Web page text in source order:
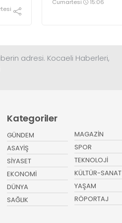
Cumartesi 15:06
adresi. Kocaeli Haberleri,
Kategoriler
GÜNDEM
ASAYİŞ
SİYASET
EKONOMİ
DÜNYA
SAĞLIK
MAGAZİN
SPOR
TEKNOLOJİ
KÜLTÜR-SANAT
YAŞAM
RÖPORTAJ